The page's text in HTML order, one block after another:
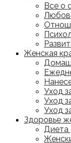
Все о
Женская
Уход
Уход
Уход
Здоровье
Диета